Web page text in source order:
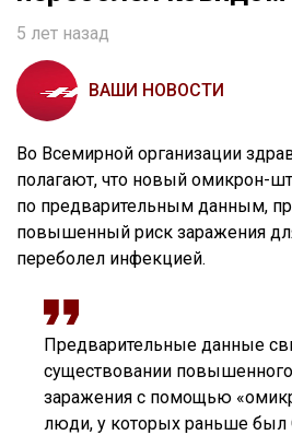
5 лет назад
ВАШИ НОВОСТИ
Во Всемирной организации
полагают, что новый омикрон-
по предварительным данным,
повышенный риск заражения
переболел инфекцией.
Предварительные данные
существовании
заражения с помощью
люди, у которых раньше был